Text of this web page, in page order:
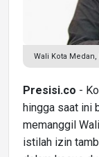
Wali Kota
Presisi.co -
hingga saat ini
memanggil
istilah izin